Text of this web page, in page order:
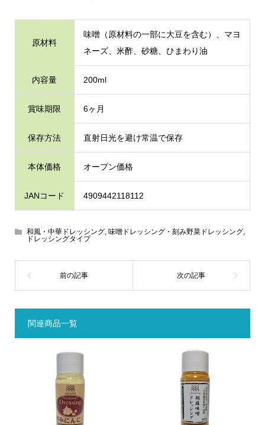
原材料
味噌（原材料の一部に大豆を含む）、マヨ
ネーズ、米酢、砂糖、ひまわり油
内容量 200ml
賞味期限 6ヶ月
保存方法 直射日光を避け常温で保存
本体価格 オープン価格
JANコード 4909442118112
和風・中華ドレッシング, 味噌ドレッシング・刻み野菜ドレッシング,
ドレッシングタイプ
関連商品一覧